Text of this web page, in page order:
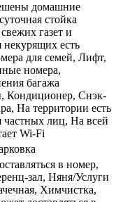
домашние
стойка
газет и
некурящих есть
для семей, Лифт,
номера,
багажа
Кондиционер, Снэк-
На территории есть
частных лиц, На всей
Wi-Fi
в номер,
зал, Няня/Услуги
Химчистка,